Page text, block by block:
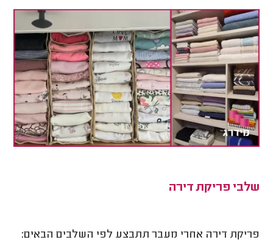
שלבי פריקת דירה
פריקת דירה אחרי מעבר תתבצע לפי השלבים הבאים: